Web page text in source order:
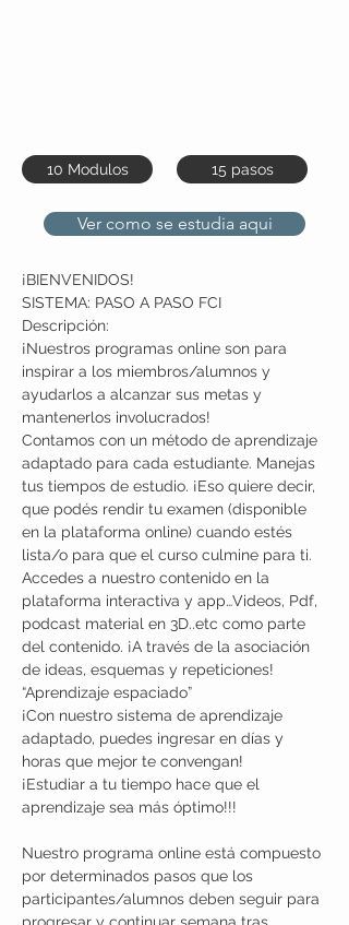
10 Modulos 15 pasos
Ver como se estudia aqui
¡BIENVENIDOS!
SISTEMA: PASO A PASO FCI
Descripción:
¡Nuestros programas online son para
inspirar a los miembros/alumnos y
ayudarlos a alcanzar sus metas y
mantenerlos involucrados!
Contamos con un método de aprendizaje
adaptado para cada estudiante. Manejas
tus tiempos de estudio. ¡Eso quiere decir,
que podés rendir tu examen (disponible
en la plataforma online) cuando estés
lista/o para que el curso culmine para ti.
Accedes a nuestro contenido en la
plataforma interactiva y app…Videos, Pdf,
podcast material en 3D..etc como parte
del contenido. ¡A través de la asociación
de ideas, esquemas y repeticiones!
“Aprendizaje espaciado”
¡Con nuestro sistema de aprendizaje
adaptado, puedes ingresar en días y
horas que mejor te convengan!
¡Estudiar a tu tiempo hace que el
aprendizaje sea más óptimo!!!
Nuestro programa online está compuesto
por determinados pasos que los
participantes/alumnos deben seguir para